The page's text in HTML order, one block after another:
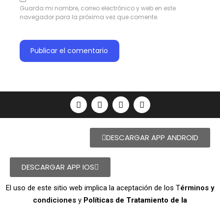
Guarda mi nombre, correo electrónico y web en este
navegador para la próxima vez que comente.
DESCARGAR APP ANDROID
DESCARGAR APP IOS
El uso de este sitio web implica la aceptación de los Términos y
condiciones y Políticas de Tratamiento de la